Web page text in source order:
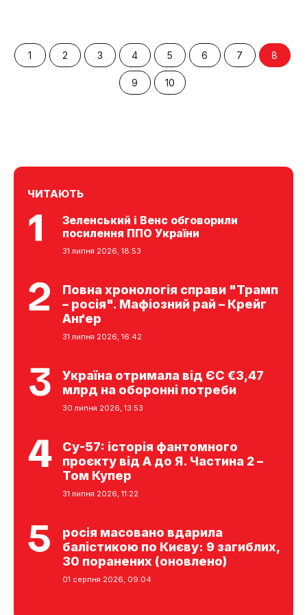
1 2 3 4 5 6 7 8
9 10
ЧИТАЮТЬ
Зеленський і Венс обговорили
посилення ППО України
31 липня 2026, 18:53
Повна хронологія справи "Трамп
– росія". Мафіозний рай – Крейг
Анґер
31 липня 2026, 16:42
Україна отримала від ЄС €3,47
млрд на оборонні потреби
30 липня 2026, 13:53
Су-57: історія фантомного
проєкту від А до Я. Частина 2 –
Том Купер
31 липня 2026, 11:22
росія масовано вдарила
балістикою по Києву: 9 загиблих,
30 поранених (оновлено)
01 серпня 2026, 09:04